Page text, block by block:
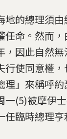
地的總理須
任命。然而
，因此自然
行使同意權
理」來稱呼
一(5)被摩伊
任臨時總理